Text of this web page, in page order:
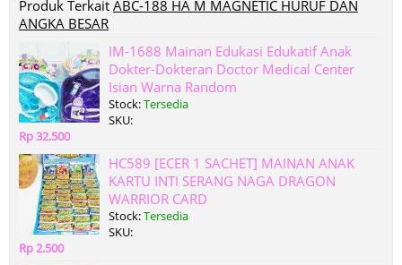
Produk Terkait ABC-188 HA M MAGNETIC HURUF DAN
ANGKA BESAR
IM-1688 Mainan Edukasi Edukatif Anak
Dokter-Dokteran Doctor Medical Center
Isian Warna Random
Stock:Tersedia
SKU:
Rp 32.500
HC589 [ECER 1 SACHET] MAINAN ANAK
KARTU INTI SERANG NAGA DRAGON
WARRIOR CARD
Stock:Tersedia
SKU:
Rp 2.500